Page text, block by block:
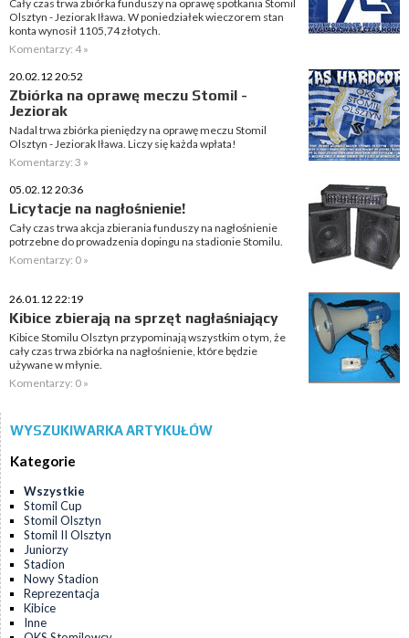
Cały czas trwa zbiórka funduszy na oprawę spotkania Stomil
Olsztyn - Jeziorak Iława. W poniedziałek wieczorem stan
konta wynosił 1105,74 złotych.
Komentarzy: 4 »
20.02.12 20:52
Zbiórka na oprawę meczu Stomil -
Jeziorak
Nadal trwa zbiórka pieniędzy na oprawę meczu Stomil
Olsztyn - Jeziorak Iława. Liczy się każda wpłata!
Komentarzy: 3 »
05.02.12 20:36
Licytacje na nagłośnienie!
Cały czas trwa akcja zbierania funduszy na nagłośnienie
potrzebne do prowadzenia dopingu na stadionie Stomilu.
Komentarzy: 0 »
26.01.12 22:19
Kibice zbierają na sprzęt nagłaśniający
Kibice Stomilu Olsztyn przypominają wszystkim o tym, że
cały czas trwa zbiórka na nagłośnienie, które będzie
używane w młynie.
Komentarzy: 0 »
WYSZUKIWARKA ARTYKUŁÓW
Kategorie
Wszystkie
Stomil Cup
Stomil Olsztyn
Stomil II Olsztyn
Juniorzy
Stadion
Nowy Stadion
Reprezentacja
Kibice
Inne